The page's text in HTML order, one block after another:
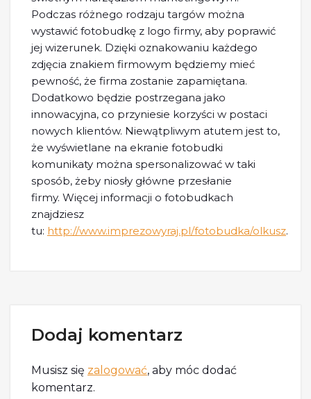
Podczas różnego rodzaju targów można
wystawić fotobudkę z logo firmy, aby poprawić
jej wizerunek. Dzięki oznakowaniu każdego
zdjęcia znakiem firmowym będziemy mieć
pewność, że firma zostanie zapamiętana.
Dodatkowo będzie postrzegana jako
innowacyjna, co przyniesie korzyści w postaci
nowych klientów. Niewątpliwym atutem jest to,
że wyświetlane na ekranie fotobudki
komunikaty można spersonalizować w taki
sposób, żeby niosły główne przesłanie
firmy. Więcej informacji o fotobudkach
znajdziesz
tu: http://www.imprezowyraj.pl/fotobudka/olkusz.
Dodaj komentarz
Musisz się zalogować, aby móc dodać
komentarz.